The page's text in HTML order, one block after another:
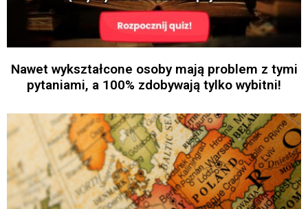
Nawet wykształcone osoby mają problem z tymi
pytaniami, a 100% zdobywają tylko wybitni!